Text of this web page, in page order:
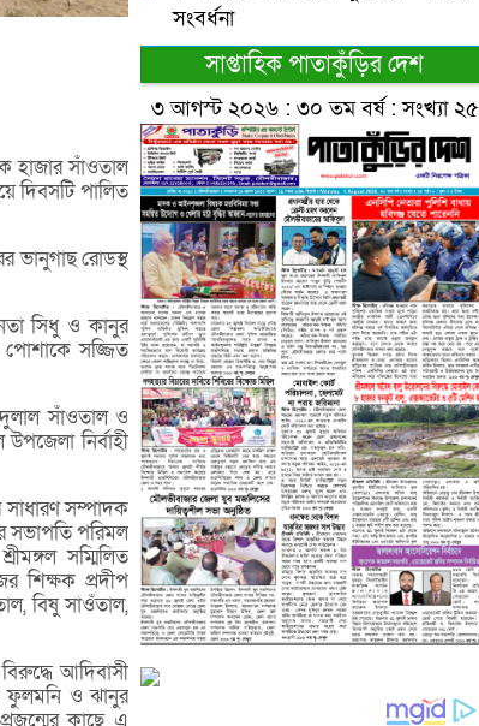
হাজার সাঁওতাল
দিবসটি পালিত
ভানুগাছ রোডস্থ
সিধু ও কানুর
পোশাকে সজ্জিত
দুলাল সাঁওতাল ও
নির্বাহী
সাধারণ সম্পাদক
সভাপতি পরিমল
সম্মিলিত
শিক্ষক প্রদীপ
বিষু সাওঁতাল,
আদিবাসী
ফুলমনি ও ঝানুর
সংবর্ধনা
সাপ্তাহিক পাতাকুঁড়ির দেশ
৩ আগস্ট ২০২৬ : ৩০ তম বর্ষ : সংখ্যা ২৫